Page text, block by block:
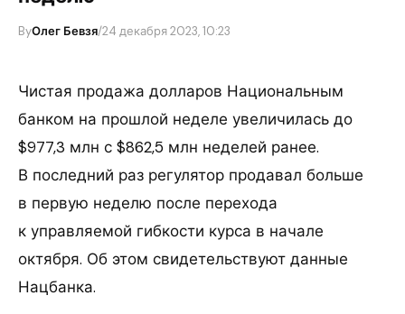
ByОлег Бевзя/24 декабря 2023, 10:23
Чистая продажа долларов Национальным
банком на прошлой неделе увеличилась до
$977,3 млн с $862,5 млн неделей ранее.
В последний раз регулятор продавал больше
в первую неделю после перехода
к управляемой гибкости курса в начале
октября. Об этом свидетельствуют данные
Нацбанка.